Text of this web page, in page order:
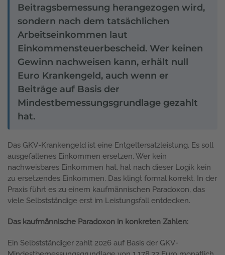
Beitragsbemessung herangezogen wird,
sondern nach dem tatsächlichen
Arbeitseinkommen laut
Einkommensteuerbescheid. Wer keinen
Gewinn nachweisen kann, erhält null
Euro Krankengeld, auch wenn er
Beiträge auf Basis der
Mindestbemessungsgrundlage gezahlt
hat.
Das GKV-Krankengeld ist eine Entgeltersatzleistung. Es soll
ausgefallenes Einkommen ersetzen. Wer kein
nachweisbares Einkommen hat, hat nach dieser Logik kein
zu ersetzendes Einkommen. Das klingt formal korrekt. In der
Praxis führt es zu einem kaufmännischen Paradoxon, das
viele Selbstständige erst im Leistungsfall entdecken.
Das kaufmännische Paradoxon in konkreten Zahlen:
Ein Selbstständiger zahlt 2026 auf Basis der GKV-